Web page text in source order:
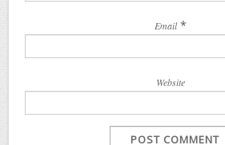
Email *
Website